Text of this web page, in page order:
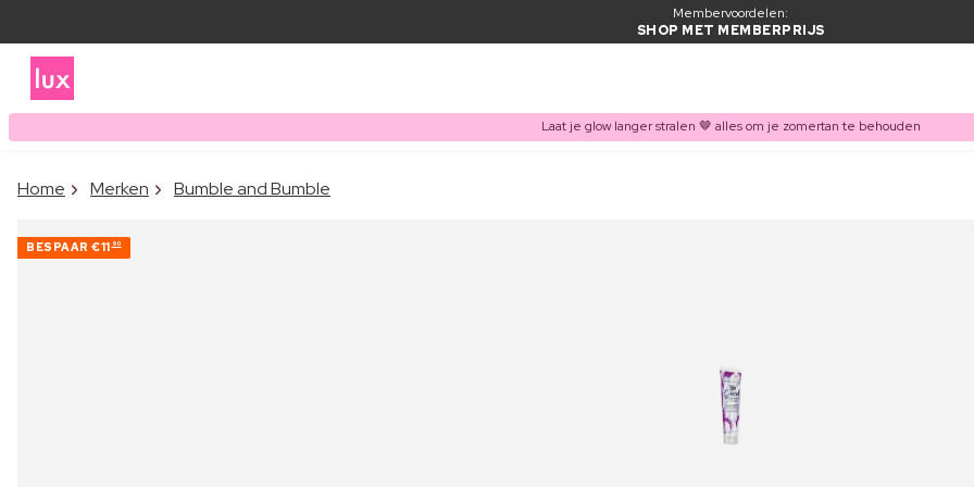
Membervoordelen:
SHOP MET MEMBERPRIJS
Laat je glow langer stralen 🤎 alles om je zomertan te behouden
Home Merken Bumble and Bumble
BESPAAR €11 90